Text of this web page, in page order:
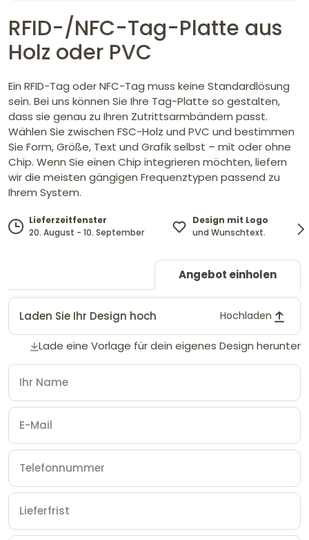
RFID-/NFC-Tag-Platte aus
Holz oder PVC
Ein RFID-Tag oder NFC-Tag muss keine Standardlösung
sein. Bei uns können Sie Ihre Tag-Platte so gestalten,
dass sie genau zu Ihren Zutrittsarmbändern passt.
Wählen Sie zwischen FSC-Holz und PVC und bestimmen
Sie Form, Größe, Text und Grafik selbst – mit oder ohne
Chip. Wenn Sie einen Chip integrieren möchten, liefern
wir die meisten gängigen Frequenztypen passend zu
Ihrem System.
Lieferzeitfenster
20. August - 10. September
Design mit Logo
und Wunschtext.
Angebot einholen
Laden Sie Ihr Design hoch Hochladen
Lade eine Vorlage für dein eigenes Design herunter